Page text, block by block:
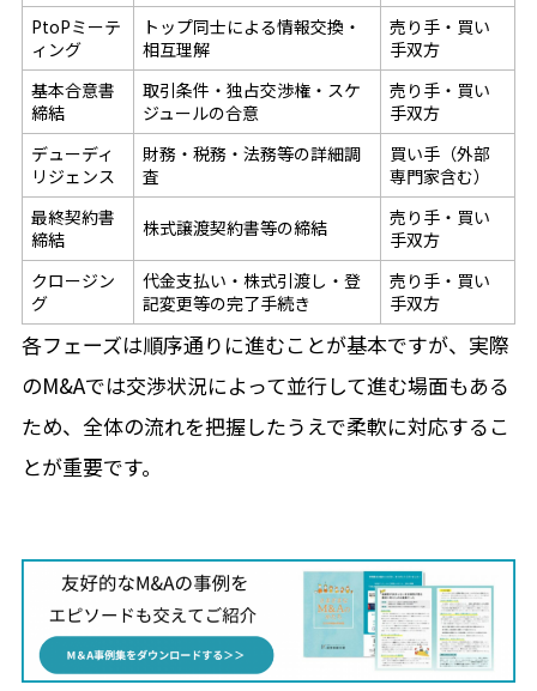
PtoPミーテ
ィング
トップ同士による情報交換・
相互理解
売り手・買い
手双方
基本合意書
締結
取引条件・独占交渉権・スケ
ジュールの合意
売り手・買い
手双方
デューディ
リジェンス
財務・税務・法務等の詳細調
査
買い手（外部
専門家含む）
最終契約書
締結
株式譲渡契約書等の締結
売り手・買い
手双方
クロージン
グ
代金支払い・株式引渡し・登
記変更等の完了手続き
売り手・買い
手双方
各フェーズは順序通りに進むことが基本ですが、実際
のM&Aでは交渉状況によって並行して進む場面もある
ため、全体の流れを把握したうえで柔軟に対応するこ
とが重要です。